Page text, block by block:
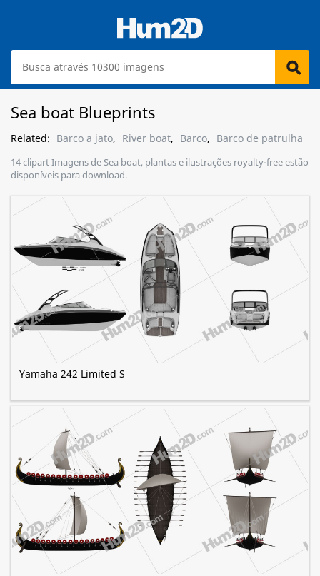
Sea boat Blueprints
Related: Barco a jato, River boat, Barco, Barco de patrulha
14 clipart Imagens de Sea boat, plantas e ilustrações royalty-free estão
disponíveis para download.
Yamaha 242 Limited S